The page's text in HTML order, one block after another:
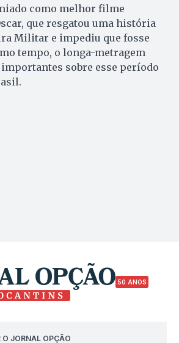
como melhor filme
que resgatou uma história
Militar e impediu que fosse
tempo, o longa-metragem
sobre esse período
50 ANOS
O JORNAL OPÇÃO